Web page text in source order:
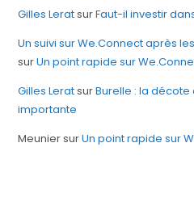
Gilles LeratsurFaut-il investir
Un suivi sur We.Connect après
surUn point rapide sur
Gilles LeratsurBurelle : la
importante
MeuniersurUn point rapide sur